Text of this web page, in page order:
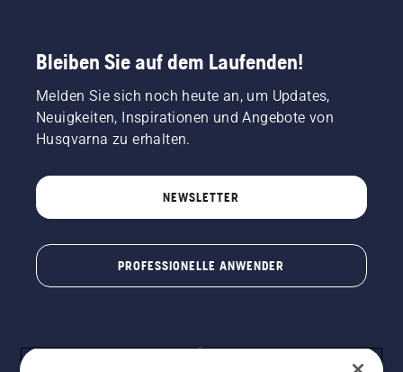
Bleiben Sie auf dem Laufenden!
Melden Sie sich noch heute an, um Updates,
Neuigkeiten, Inspirationen und Angebote von
Husqvarna zu erhalten.
NEWSLETTER
PROFESSIONELLE ANWENDER